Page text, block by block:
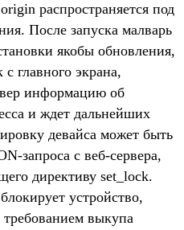
распространяется под
После запуска малварь
якобы обновления,
с главного экрана,
информацию об
и ждет дальнейших
девайса может быть
запроса с веб-сервера,
директиву set_lock.
устройство,
выкупа